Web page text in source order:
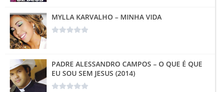
MYLLA KARVALHO – MINHA VIDA
PADRE ALESSANDRO CAMPOS – O QUE É QUE
EU SOU SEM JESUS (2014)